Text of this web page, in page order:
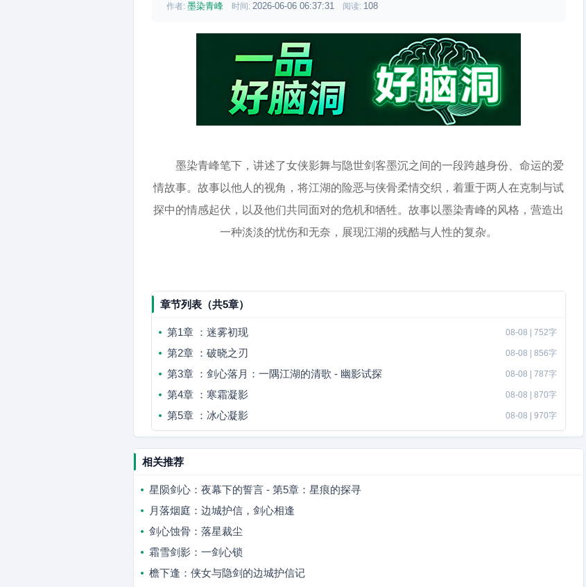
作者: 墨染青峰 时间: 2026-06-06 06:37:31 阅读: 108
墨染青峰笔下，讲述了女侠影舞与隐世剑客墨沉之间的一段跨越身份、命运的爱
情故事。故事以他人的视角，将江湖的险恶与侠骨柔情交织，着重于两人在克制与试
探中的情感起伏，以及他们共同面对的危机和牺牲。故事以墨染青峰的风格，营造出
一种淡淡的忧伤和无奈，展现江湖的残酷与人性的复杂。
章节列表（共5章）
第1章 ：迷雾初现 08-08 | 752字
第2章 ：破晓之刃 08-08 | 856字
第3章 ：剑心落月：一隅江湖的清歌 - 幽影试探 08-08 | 787字
第4章 ：寒霜凝影 08-08 | 870字
第5章 ：冰心凝影 08-08 | 970字
相关推荐
星陨剑心：夜幕下的誓言 - 第5章：星痕的探寻
月落烟庭：边城护信，剑心相逢
剑心蚀骨：落星裁尘
霜雪剑影：一剑心锁
檐下逢：侠女与隐剑的边城护信记